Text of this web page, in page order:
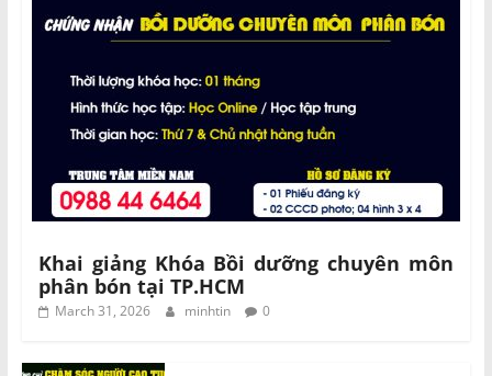
Khai giảng Khóa Bồi dưỡng chuyên môn
phân bón tại TP.HCM
March 31, 2026 minhtin 0